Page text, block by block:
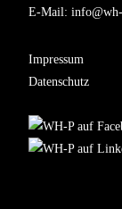
E-Mail:
Impressum
Datenschutz